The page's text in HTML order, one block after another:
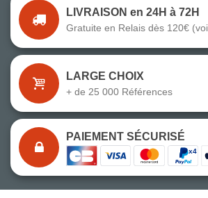
LIVRAISON en 24H à 72H
Gratuite en Relais dès 120€
LARGE CHOIX
+ de 25 000 Références
PAIEMENT SÉCURISÉ